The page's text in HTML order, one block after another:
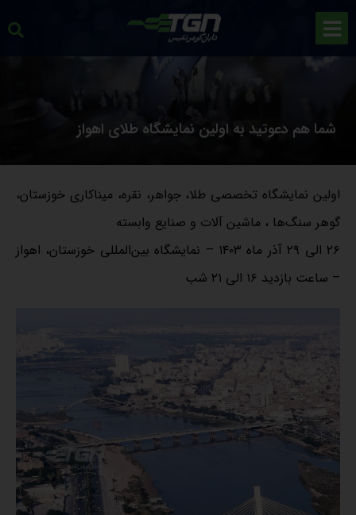
شما هم دعوتید به اولین نمایشگاه طلای اهواز
اولین نمایشگاه تخصصی طلا، جواهر، نقره، میناکاری خوزستان،
گوهر سنگ‌ها ، ماشین آلات و صنایع وابسته
۲۶ الی ۲۹ آذر ماه ۱۴۰۳ – نمایشگاه بین‌المللی خوزستان، اهواز
– ساعت بازدید ۱۶ الی ۲۱ شب